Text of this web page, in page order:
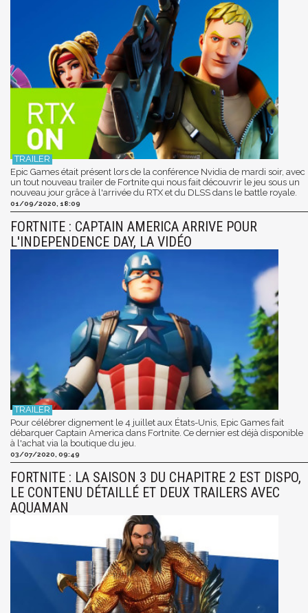
Epic Games était présent lors de la conférence Nvidia de mardi soir, avec
un tout nouveau trailer de Fortnite qui nous fait découvrir le jeu sous un
nouveau jour grâce à l'arrivée du RTX et du DLSS dans le battle royale.
01/09/2020, 18:09
FORTNITE : CAPTAIN AMERICA ARRIVE POUR
L'INDEPENDENCE DAY, LA VIDÉO
Pour célébrer dignement le 4 juillet aux États-Unis, Epic Games fait
débarquer Captain America dans Fortnite. Ce dernier est déjà disponible
à l'achat via la boutique du jeu.
03/07/2020, 09:49
FORTNITE : LA SAISON 3 DU CHAPITRE 2 EST DISPO,
LE CONTENU DÉTAILLÉ ET DEUX TRAILERS AVEC
AQUAMAN